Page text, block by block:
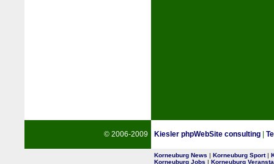
© 2006-2009 Kiesler phpWebSite consulting
Korneuburg News | Korneuburg Sport|
Korneuburg Jobs | Korneuburg